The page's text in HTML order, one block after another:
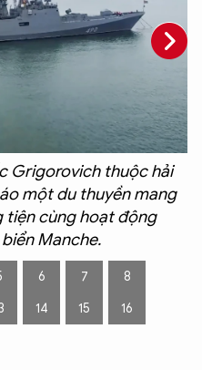
Grigorovich thuộc hải
một du thuyền mang
tiện cùng hoạt động
Manche.
6 7 8
14 15 16